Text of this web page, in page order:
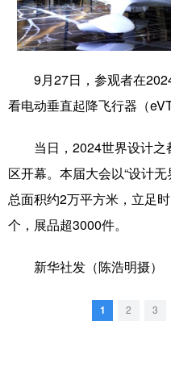
食品 人居
学术中国 乡村振兴
城市 旅游
娱乐
公益 一带一路
吉林
9月27日，参观者在2024
看电动垂直起降飞行器（
当日，2024世界设计之
区开幕。本届大会以“设计
总面积约2万平方米，立足
个，展品超3000件。
新华社发（陈浩明摄）
1 2 3